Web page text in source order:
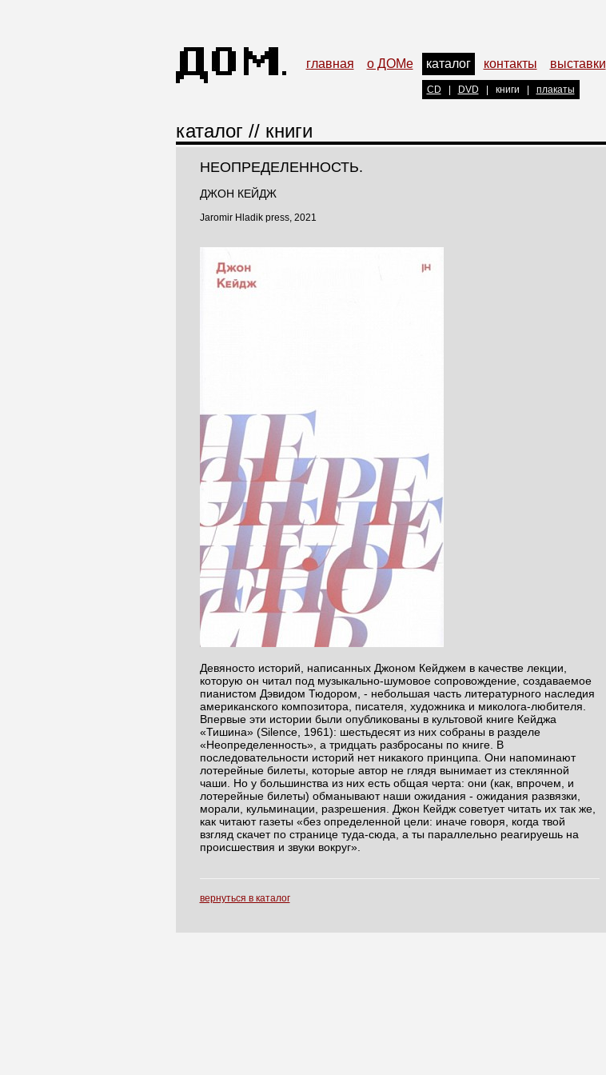
главная о ДОМе каталог контакты выставки
CD DVD книги плакаты
каталог // книги
НЕОПРЕДЕЛЕННОСТЬ.
ДЖОН КЕЙДЖ
Jaromir Hladik press, 2021
Девяносто историй, написанных Джоном Кейджем в качестве лекции,
которую он читал под музыкально-шумовое сопровождение, создаваемое
пианистом Дэвидом Тюдором, - небольшая часть литературного наследия
американского композитора, писателя, художника и миколога-любителя.
Впервые эти истории были опубликованы в культовой книге Кейджа
«Тишина» (Silence, 1961): шестьдесят из них собраны в разделе
«Неопределенность», а тридцать разбросаны по книге. В
последовательности историй нет никакого принципа. Они напоминают
лотерейные билеты, которые автор не глядя вынимает из стеклянной
чаши. Но у большинства из них есть общая черта: они (как, впрочем, и
лотерейные билеты) обманывают наши ожидания - ожидания развязки,
морали, кульминации, разрешения. Джон Кейдж советует читать их так же,
как читают газеты «без определенной цели: иначе говоря, когда твой
взгляд скачет по странице туда-сюда, а ты параллельно реагируешь на
происшествия и звуки вокруг».
вернуться в каталог